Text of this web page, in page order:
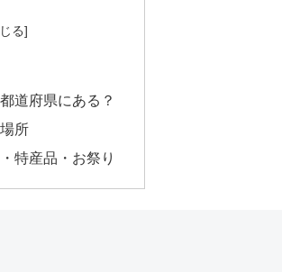
道府県にある？
所
特産品・お祭り